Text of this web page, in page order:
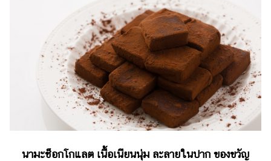
Music
Station
นามะช็อกโกแลต เนื้อเนียนนุ่ม ละลายในปาก ของขวัญ